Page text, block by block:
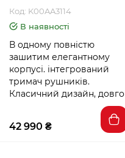
Код: K00AA3114
В наявності
В одному повністю
зашитим елегантному
корпусі. інтегрований
тримач рушників.
Класичний дизайн, довго
42 990 ₴